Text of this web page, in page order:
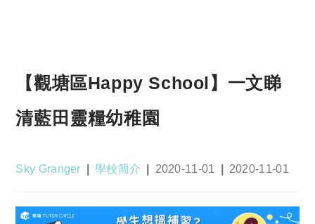
【觀塘區Happy School】一文睇
清藍田靈糧幼稚園
Post
Sky Granger
Post
學校簡介
Post
2020-11-01
Post
2020-11-01